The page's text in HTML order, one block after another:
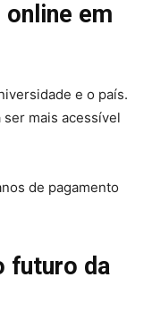
em
e o país.
mais acessível
de pagamento
futuro da